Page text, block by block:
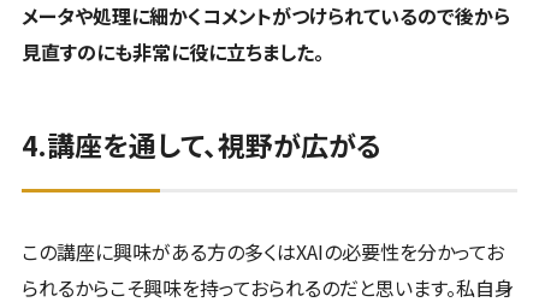
メータや処理に細かくコメントがつけられているので後から
見直すのにも非常に役に立ちました。
4.講座を通して、視野が広がる
この講座に興味がある方の多くはXAIの必要性を分かってお
られるからこそ興味を持っておられるのだと思います。私自身